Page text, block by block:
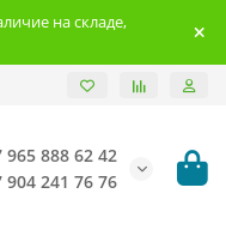
на складе,
965 888 62 42
904 241 76 76